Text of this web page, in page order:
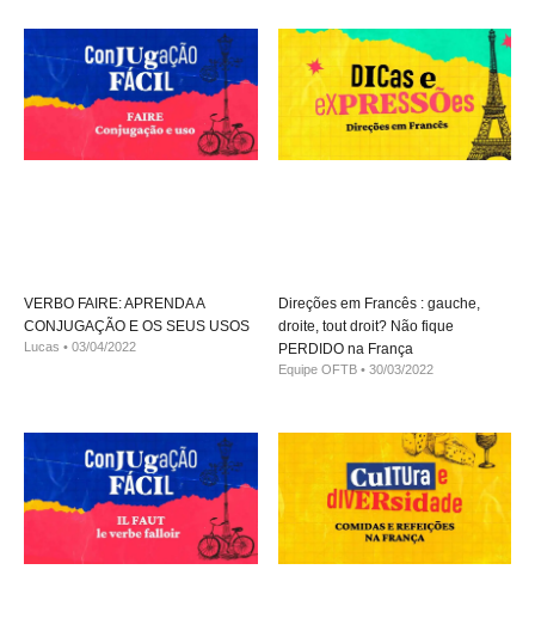
VERBO FAIRE: APRENDA A
CONJUGAÇÃO E OS SEUS USOS
Lucas 03/04/2022
Direções em Francês : gauche,
droite, tout droit? Não fique
PERDIDO na França
Equipe OFTB 30/03/2022